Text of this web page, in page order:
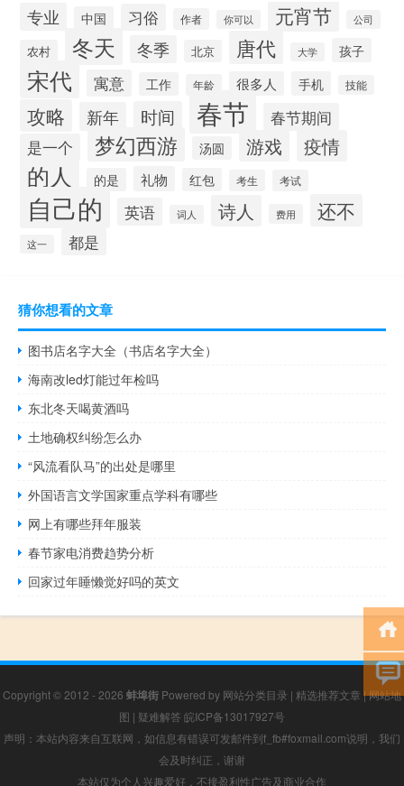
专业 中国 习俗 作者 你可以 元宵节 公司
农村 冬天 冬季 北京 唐代 大学 孩子
宋代 寓意 工作 年龄 很多人 手机 技能
攻略 新年 时间 春节 春节期间
是一个 梦幻西游 汤圆 游戏 疫情
的人 的是 礼物 红包 考生 考试
自己的 英语 词人 诗人 费用 还不
这一 都是
猜你想看的文章
图书店名字大全（书店名字大全）
海南改led灯能过年检吗
东北冬天喝黄酒吗
土地确权纠纷怎么办
“风流看队马”的出处是哪里
外国语言文学国家重点学科有哪些
网上有哪些拜年服装
春节家电消费趋势分析
回家过年睡懒觉好吗的英文
Copyright © 2012 - 2026 蚌埠街 Powered by 网站分类目录 | 精选推荐文章 |网站地
图 | 疑难解答 皖ICP备13017927号
声明：本站内容来自互联网，如信息有错误可发邮件到f_fb#foxmail.com说明，我们
会及时纠正，谢谢
本站仅为个人兴趣爱好，不接盈利性广告及商业合作